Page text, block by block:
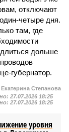
отключают
четыре дня.
там, где
дольше
губернатор.
Екатерина Степанова
27.07.2026 18:25
27.07.2026 18:25
уровня